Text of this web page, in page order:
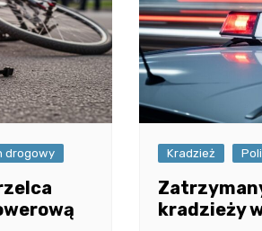
drogowy Kradzież
kradzieży